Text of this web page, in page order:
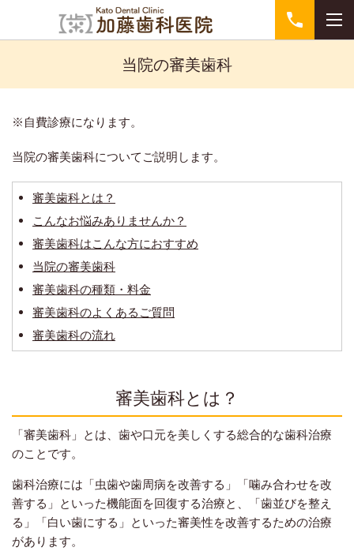
当院の審美歯科
※自費診療になります。
当院の審美歯科についてご説明します。
審美歯科とは？
こんなお悩みありませんか？
審美歯科はこんな方におすすめ
当院の審美歯科
審美歯科の種類・料金
審美歯科のよくあるご質問
審美歯科の流れ
審美歯科とは？
「審美歯科」とは、歯や口元を美しくする総合的な歯科治療
のことです。
歯科治療には「虫歯や歯周病を改善する」「噛み合わせを改
善する」といった機能面を回復する治療と、「歯並びを整え
る」「白い歯にする」といった審美性を改善するための治療
があります。